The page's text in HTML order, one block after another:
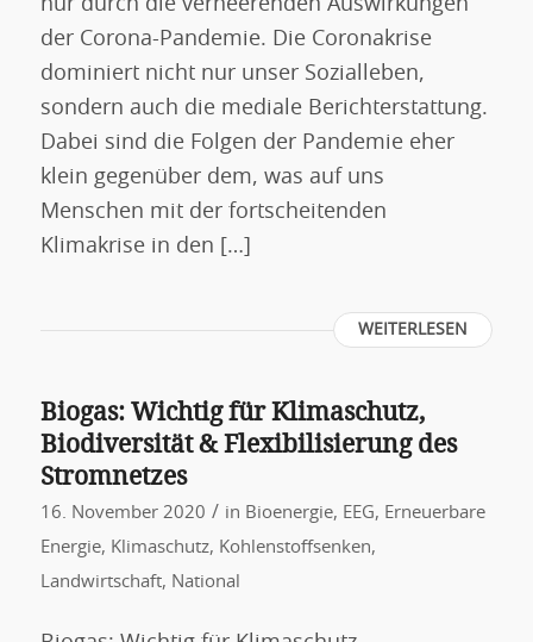
nur durch die verheerenden Auswirkungen
der Corona-Pandemie. Die Coronakrise
dominiert nicht nur unser Sozialleben,
sondern auch die mediale Berichterstattung.
Dabei sind die Folgen der Pandemie eher
klein gegenüber dem, was auf uns
Menschen mit der fortscheitenden
Klimakrise in den […]
WEITERLESEN
Biogas: Wichtig für Klimaschutz,
Biodiversität & Flexibilisierung des
Stromnetzes
16. November 2020 / in Bioenergie, EEG, Erneuerbare
Energie, Klimaschutz, Kohlenstoffsenken,
Landwirtschaft, National